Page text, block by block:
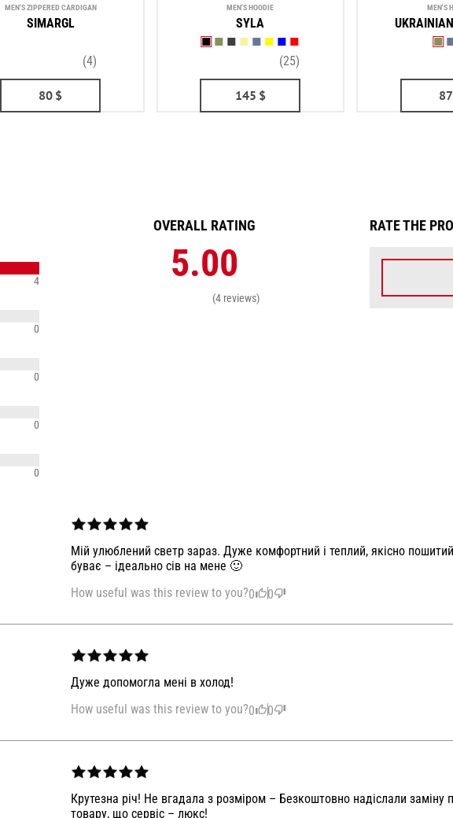
MEN'S ZIPPERED CARDIGAN
SIMARGL
(4)
80 $
MEN'S HOODIE
SYLA
(25)
145 $
MEN'S
87
4
0
0
0
0
OVERALL RATING
5.00
(4 reviews)
RATE THE
Мій улюблений светр зараз. Дуже комфортний і теплий, якісно
буває – ідеально сів на мене 🙂
How useful was this review to you?0 0
Дуже допомогла мені в холод!
How useful was this review to you?0 0
Крутезна річ! Не вгадала з розміром – Безкоштовно надіслали
товару, що сервіс – люкс!